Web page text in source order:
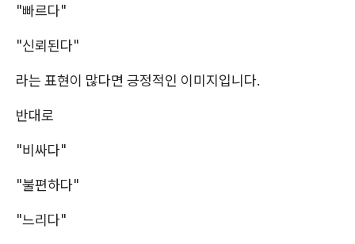
"빠르다"
"신뢰된다"
라는 표현이 많다면 긍정적인 이미지입니다.
반대로
"비싸다"
"불편하다"
"느리다"